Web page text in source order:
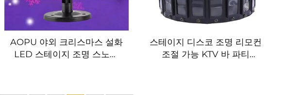
AOPU 야외 크리스마스 설화
LED 스테이지 조명 스노우
스테이지 디스코 조명 리모컨
조절 가능 KTV 바 파티